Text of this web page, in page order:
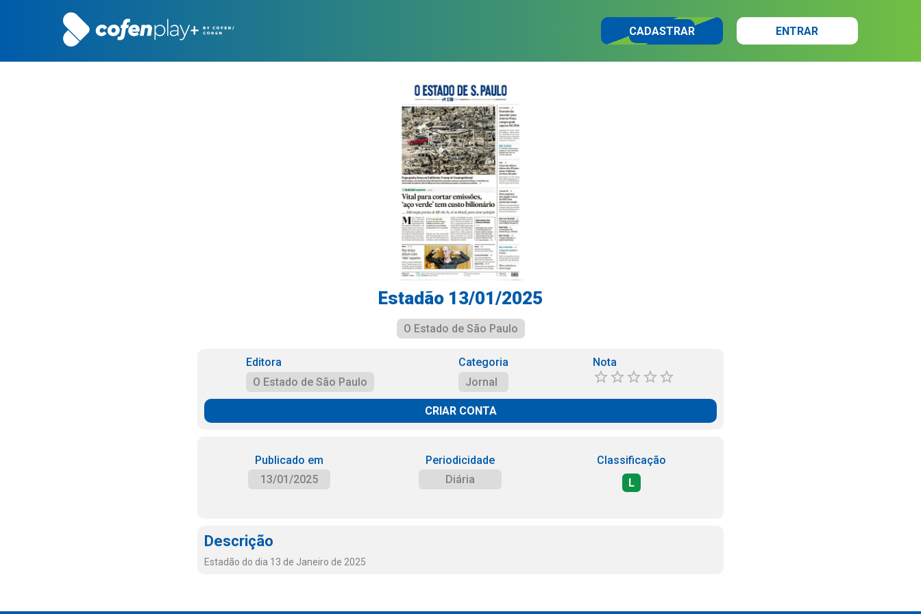
CADASTRAR ENTRAR
Estadão 13/01/2025
O Estado de São Paulo
Editora
O Estado de São Paulo
Categoria
Jornal
Nota
CRIAR CONTA
Publicado em
13/01/2025
Periodicidade
Diária
Classificação
L
Descrição
Estadão do dia 13 de Janeiro de 2025